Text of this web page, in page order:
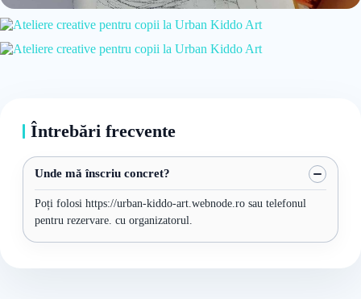
Întrebări frecvente
Unde mă înscriu concret?
Poți folosi https://urban-kiddo-art.webnode.ro sau telefonul
pentru rezervare. cu organizatorul.